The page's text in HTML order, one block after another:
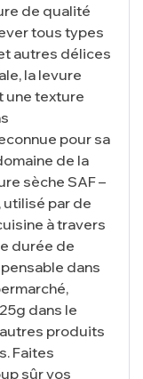
de qualité
tous types
autres délices
la levure
une texture
pour sa
de la
sèche SAF –
utilisé par de
à travers
durée de
dans
dans le
produits
Faites
sûr vos